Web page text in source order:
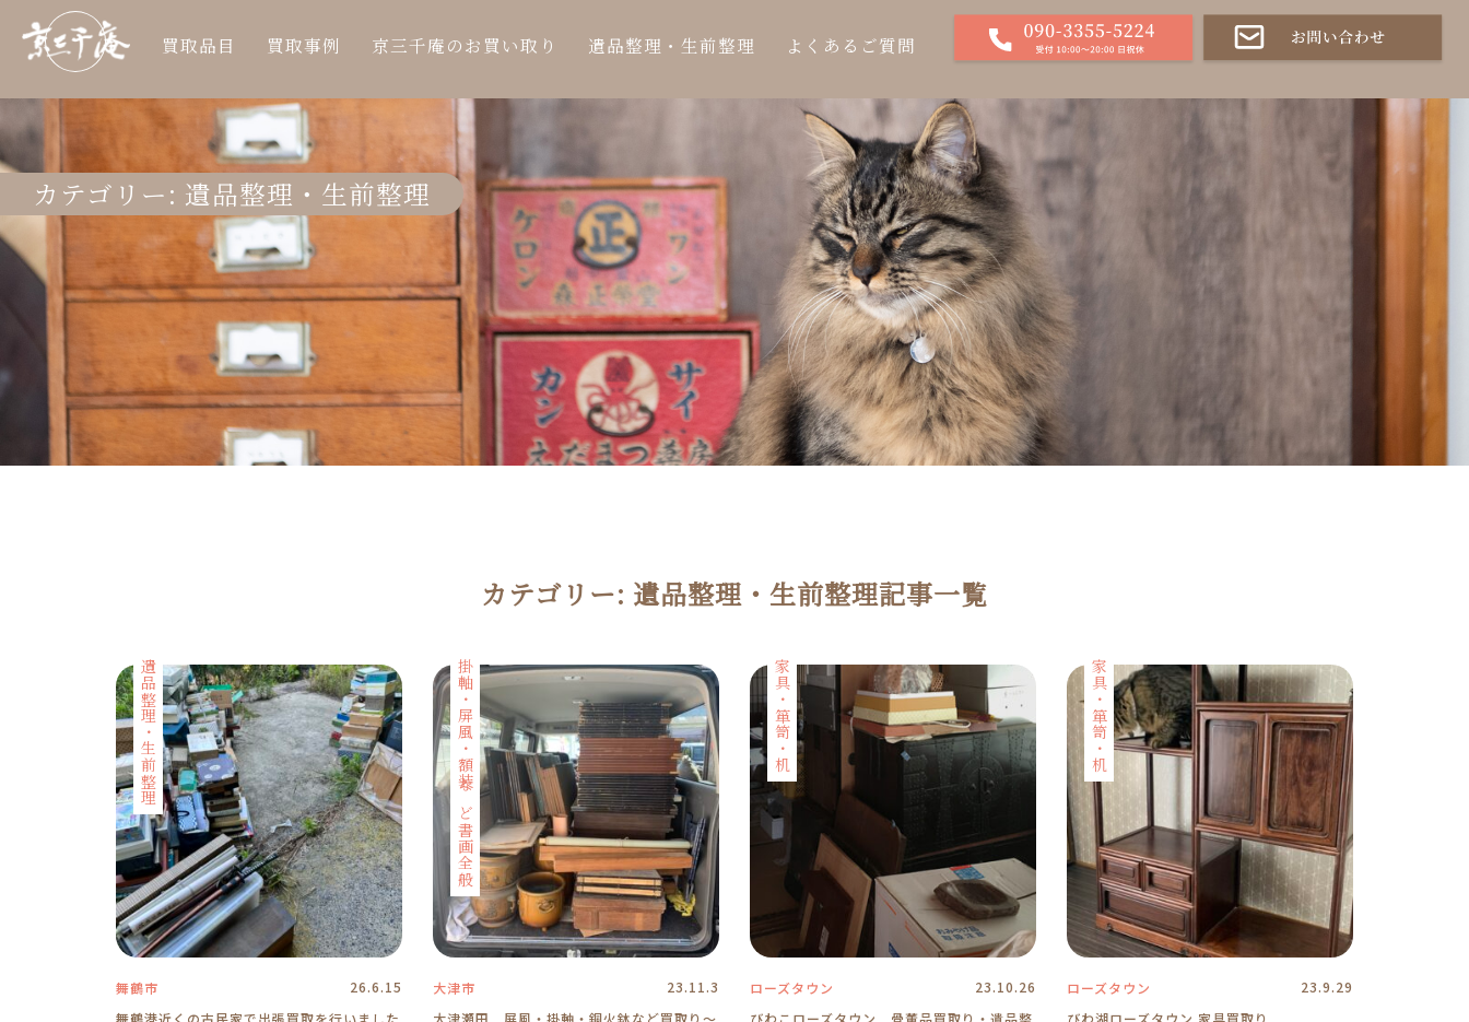
買取品目 買取事例 京三千庵のお買い取り 遺品整理・生前整理 よくあるご質問
カテゴリー: 遺品整理・生前整理
カテゴリー: 遺品整理・生前整理記事一覧
遺品整理・生前整理
舞鶴市
26.6.15
舞鶴港近くの古民家で出張買取を行いました
掛軸・屏風・額装など書画全般
大津市
23.11.3
大津瀬田 屏風・掛軸・銅火鉢など買取り～
家具・箪笥・机
ローズタウン
23.10.26
びわこローズタウン 骨董品買取り・遺品整
家具・箪笥・机
ローズタウン
23.9.29
びわ湖ローズタウン 家具買取り